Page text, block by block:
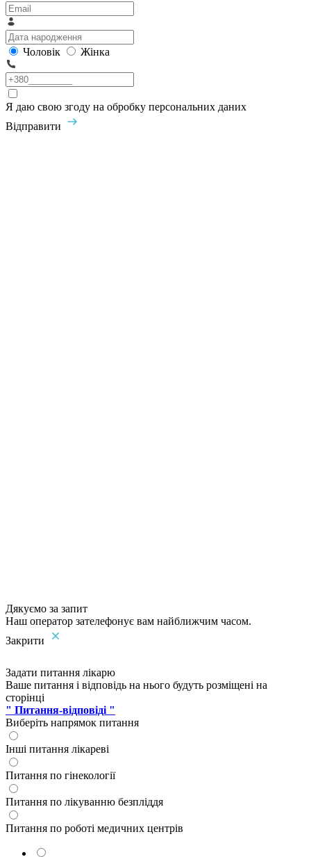
Чоловік Жінка
Я даю свою згоду на обробку персональних даних
Відправити
Дякуємо за запит
Наш оператор зателефонує вам найближчим часом.
Закрити
Задати питання лікарю
Ваше питання і відповідь на нього будуть розміщені на
сторінці
" Питання-відповіді "
Виберіть напрямок питання
Інші питання лікареві
Питання по гінекології
Питання по лікуванню безпліддя
Питання по роботі медичних центрів